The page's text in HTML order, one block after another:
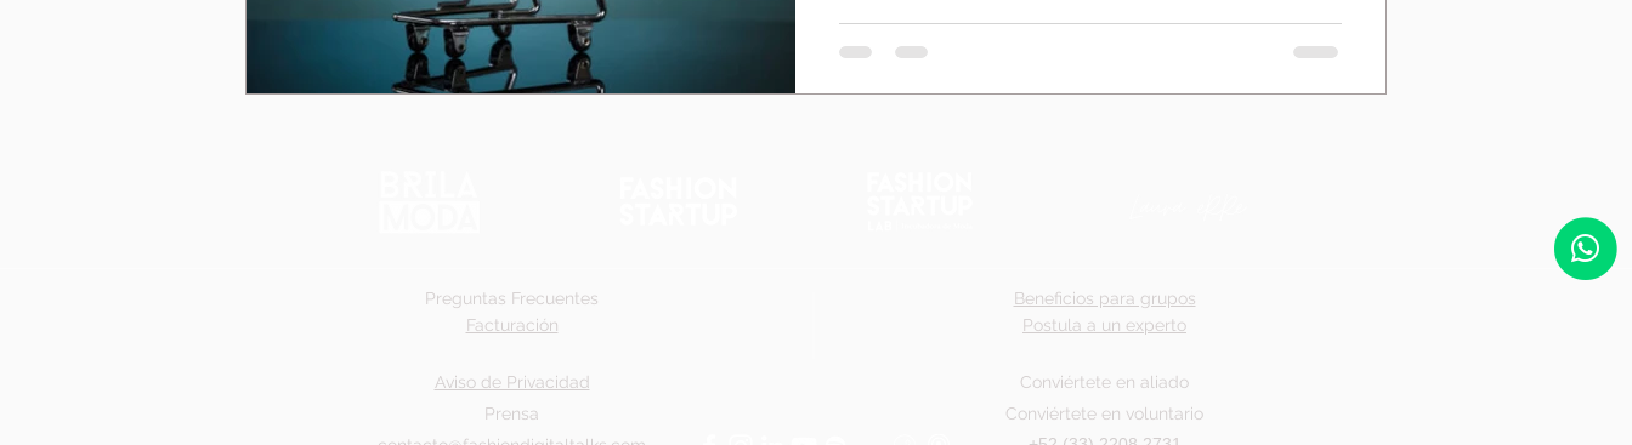
Preguntas Frecuentes
Facturación
Beneficios para grupos
Postula a un experto
Aviso de Privacidad
Prensa
Conviértete en aliado
Conviértete en voluntario